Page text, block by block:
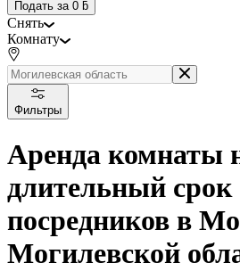
Подать за 0 ƃ
Снять
Комнату
Фильтры
Аренда комнаты
длительный срок
посредников в
Могилевской